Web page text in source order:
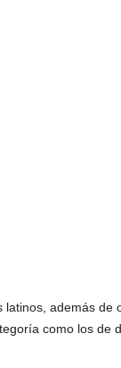
además de
como los de